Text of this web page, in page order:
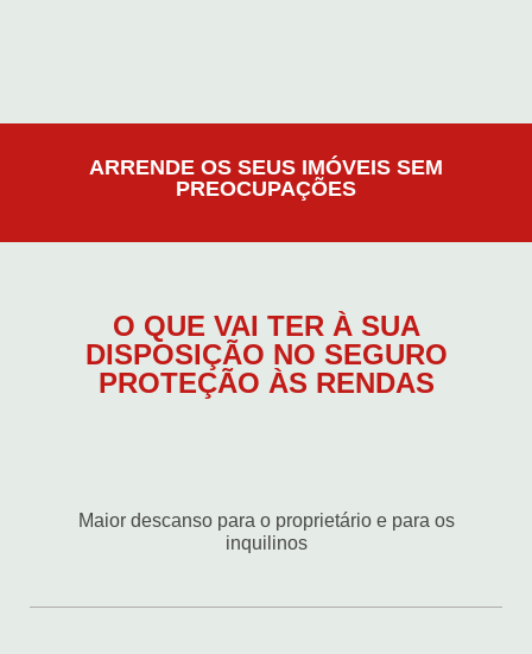
ARRENDE OS SEUS IMÓVEIS SEM
PREOCUPAÇÕES
O QUE VAI TER À SUA
DISPOSIÇÃO NO SEGURO
PROTEÇÃO ÀS RENDAS
Maior descanso para o proprietário e para os
inquilinos